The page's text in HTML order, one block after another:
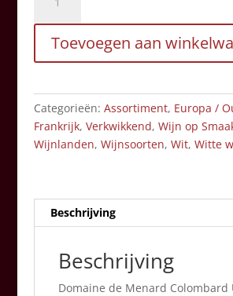
Blanc
Domaine
de
aantal
Toevoegen aan
Categorieën: Assortiment, Europa /
Frankrijk, Verkwikkend, Wijn op
Wijnlanden, Wijnsoorten, Wit, Witte
Beschrijving
Beschrijving
Domaine de Menard Colombard